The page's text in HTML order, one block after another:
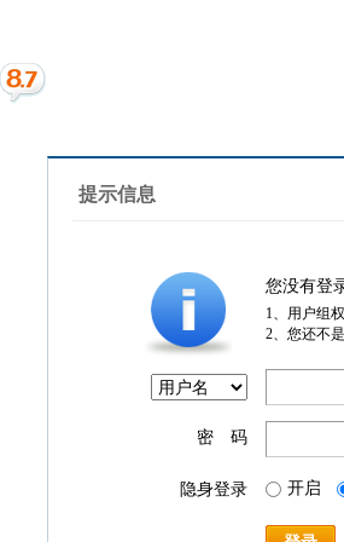
提示信息
您没有登
1、用户组
2、您还不
密 码
隐身登录 开启